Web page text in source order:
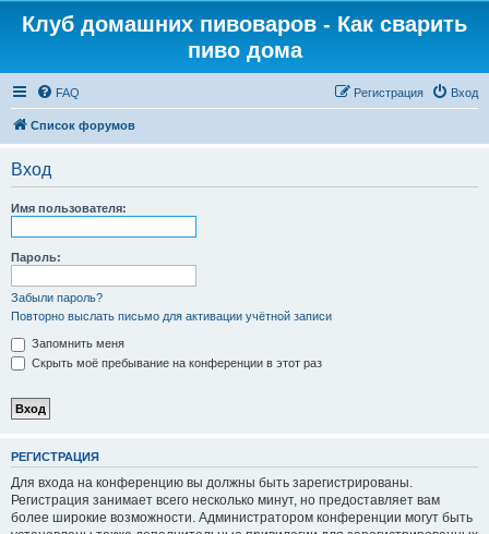
Клуб домашних пивоваров - Как cварить
пиво дома
FAQ Вход
Регистрация
Список форумов
Вход
Имя пользователя:
Пароль:
Забыли пароль?
Повторно выслать письмо для активации учётной записи
Запомнить меня
Скрыть моё пребывание на конференции в этот раз
РЕГИСТРАЦИЯ
Для входа на конференцию вы должны быть зарегистрированы.
Регистрация занимает всего несколько минут, но предоставляет вам
более широкие возможности. Администратором конференции могут быть